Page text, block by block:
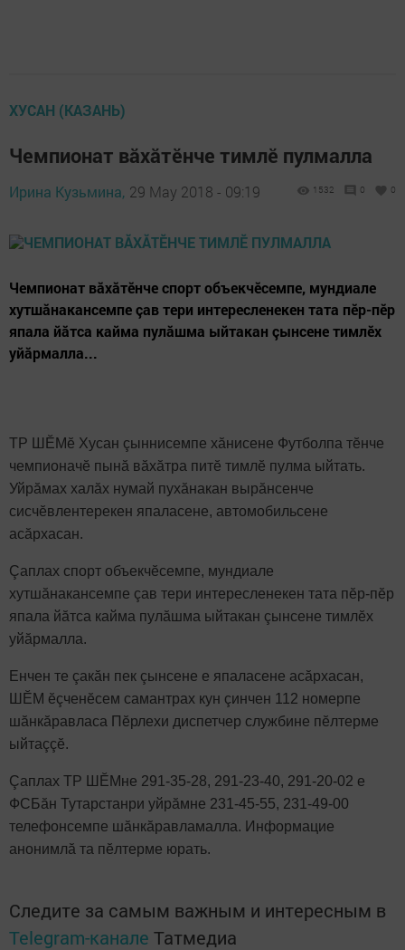
ХУСАН (КАЗАНЬ)
Чемпионат вăхăтӗнче тимлӗ пулмалла
Ирина Кузьмина, 29 May 2018 - 09:19 1532 0 0
Чемпионат вăхăтӗнче спорт объекчӗсемпе, мундиале
хутшăнакансемпе çав тери интересленекен тата пӗр-пӗр
япала йăтса кайма пулăшма ыйтакан çынсене тимлӗх
уйăрмалла...
ТР ШӖМӗ Хусан çыннисемпе хăнисене Футболпа тӗнче
чемпионачӗ пынă вăхăтра питӗ тимлӗ пулма ыйтать.
Уйрăмах халăх нумай пухăнакан вырăнсенче
сисчӗвлентерекен япаласене, автомобильсене
асăрхасан.
Çаплах спорт объекчӗсемпе, мундиале
хутшăнакансемпе çав тери интересленекен тата пӗр-пӗр
япала йăтса кайма пулăшма ыйтакан çынсене тимлӗх
уйăрмалла.
Енчен те çакăн пек çынсене е япаласене асăрхасан,
ШӖМ ӗçченӗсем самантрах кун çинчен 112 номерпе
шăнкăравласа Пӗрлехи диспетчер службине пӗлтерме
ыйтаççӗ.
Çаплах ТР ШӖМне 291-35-28, 291-23-40, 291-20-02 е
ФСБăн Тутарстанри уйрăмне 231-45-55, 231-49-00
телефонсемпе шăнкăравламалла. Информацие
анонимлă та пӗлтерме юрать.
Следите за самым важным и интересным в
Telegram-канале Татмедиа